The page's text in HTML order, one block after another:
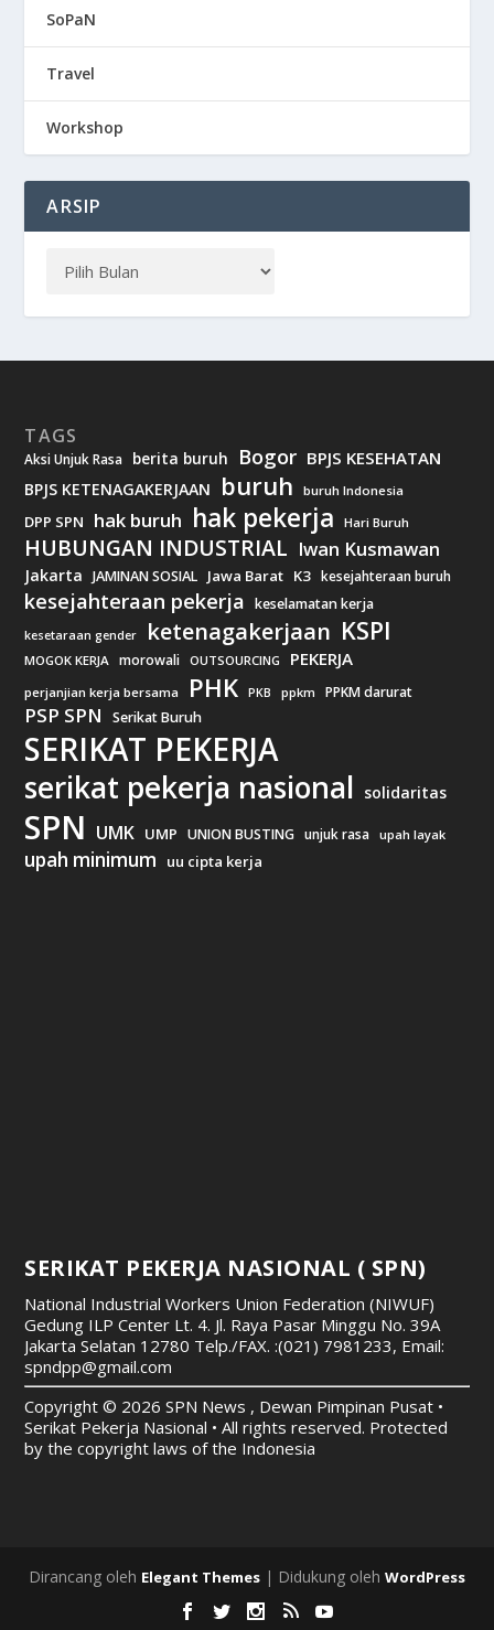
SoPaN
Travel
Workshop
ARSIP
TAGS
Aksi Unjuk Rasa berita buruh Bogor BPJS KESEHATAN
BPJS KETENAGAKERJAAN buruh buruh Indonesia
DPP SPN hak buruh hak pekerja Hari Buruh
HUBUNGAN INDUSTRIAL Iwan Kusmawan
Jakarta JAMINAN SOSIAL Jawa Barat K3 kesejahteraan buruh
kesejahteraan pekerja keselamatan kerja
kesetaraan gender ketenagakerjaan KSPI
MOGOK KERJA morowali OUTSOURCING PEKERJA
perjanjian kerja bersama PHK PKB ppkm PPKM darurat
PSP SPN Serikat Buruh
SERIKAT PEKERJA
serikat pekerja nasional solidaritas
SPN UMK UMP UNION BUSTING unjuk rasa upah layak
upah minimum uu cipta kerja
SERIKAT PEKERJA NASIONAL ( SPN)
National Industrial Workers Union Federation (NIWUF)
Gedung ILP Center Lt. 4. Jl. Raya Pasar Minggu No. 39A
Jakarta Selatan 12780 Telp./FAX. :(021) 7981233, Email:
spndpp@gmail.com
Copyright © 2026 SPN News , Dewan Pimpinan Pusat •
Serikat Pekerja Nasional • All rights reserved. Protected
by the copyright laws of the Indonesia
Dirancang oleh Elegant Themes | Didukung oleh WordPress